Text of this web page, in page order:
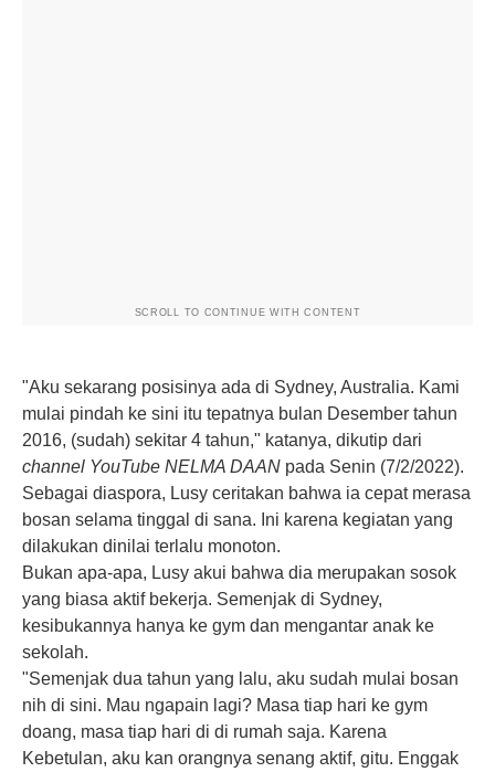
SCROLL TO CONTINUE WITH CONTENT
"Aku sekarang posisinya ada di Sydney, Australia. Kami
mulai pindah ke sini itu tepatnya bulan Desember tahun
2016, (sudah) sekitar 4 tahun," katanya, dikutip dari
channel YouTube NELMA DAAN pada Senin (7/2/2022).
Sebagai diaspora, Lusy ceritakan bahwa ia cepat merasa
bosan selama tinggal di sana. Ini karena kegiatan yang
dilakukan dinilai terlalu monoton.
Bukan apa-apa, Lusy akui bahwa dia merupakan sosok
yang biasa aktif bekerja. Semenjak di Sydney,
kesibukannya hanya ke gym dan mengantar anak ke
sekolah.
"Semenjak dua tahun yang lalu, aku sudah mulai bosan
nih di sini. Mau ngapain lagi? Masa tiap hari ke gym
doang, masa tiap hari di di rumah saja. Karena
Kebetulan, aku kan orangnya senang aktif, gitu. Enggak